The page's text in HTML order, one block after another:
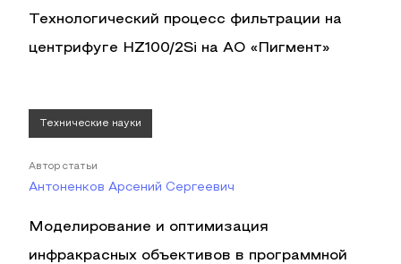
Технологический процесс фильтрации на
центрифуге HZ100/2Si на АО «Пигмент»
Технические науки
Автор статьи
Антоненков Арсений Сергеевич
Моделирование и оптимизация
инфракрасных объективов в программной